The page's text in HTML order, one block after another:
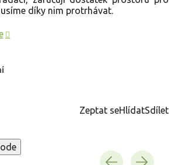
díky nim protrhávat.
Zeptat seHlídatSdílet